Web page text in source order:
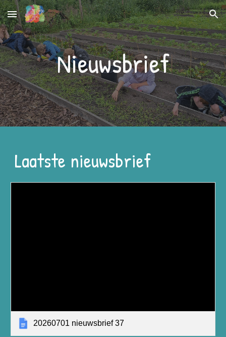
Skip to main content Skip to navigation
Nieuwsbrief
Laatste nieuwsbrief
20260701 nieuwsbrief 37